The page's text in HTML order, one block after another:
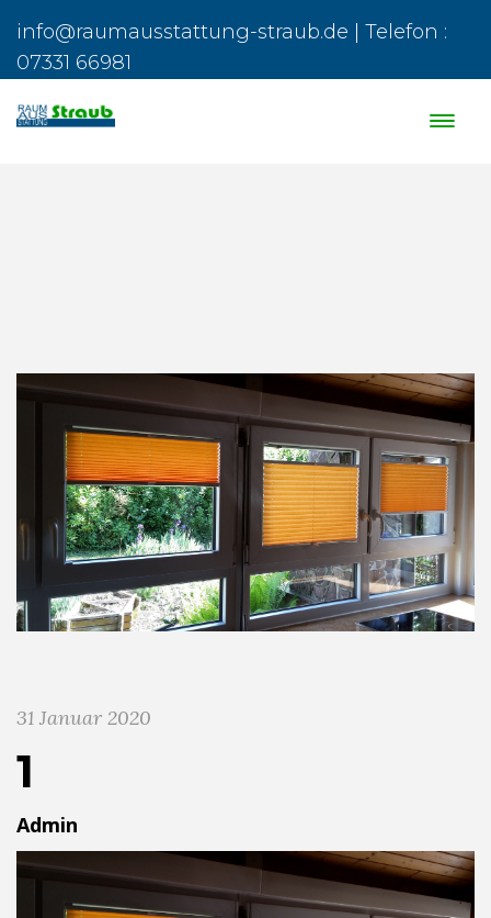
info@raumausstattung-straub.de | Telefon :
07331 66981
31 Januar 2020
1
Admin